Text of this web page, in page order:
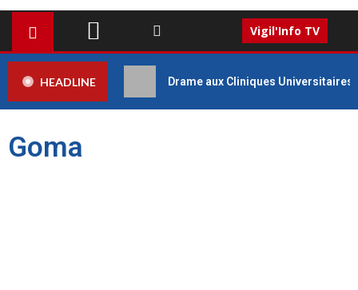
Vigil'Info TV
HEADLINE Drame aux Cliniques
Goma